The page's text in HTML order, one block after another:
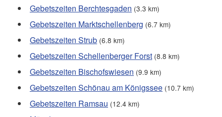
Gebetszeiten Berchtesgaden (3.3 km)
Gebetszeiten Marktschellenberg (6.7 km)
Gebetszeiten Strub (6.8 km)
Gebetszeiten Schellenberger Forst (8.8 km)
Gebetszeiten Bischofswiesen (9.9 km)
Gebetszeiten Schönau am Königssee (10.7 km)
Gebetszeiten Ramsau (12.4 km)